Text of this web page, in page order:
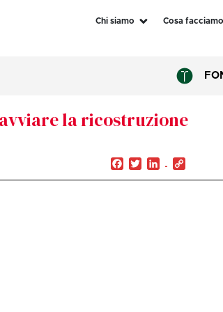
Chi siamo Cosa facciamo
la ricostruzione
Facebook
TwitterLinkedIn